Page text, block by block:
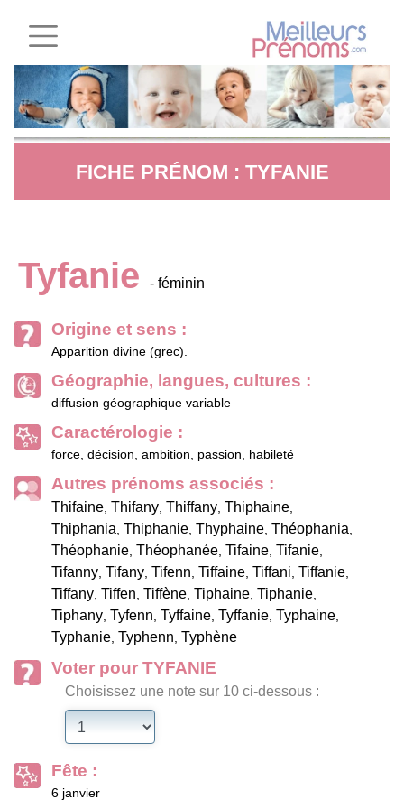
FICHE PRÉNOM : TYFANIE
Tyfanie - féminin
Origine et sens :
Apparition divine (grec).
Géographie, langues, cultures :
diffusion géographique variable
Caractérologie :
force, décision, ambition, passion, habileté
Autres prénoms associés :
Thifaine, Thifany, Thiffany, Thiphaine,
Thiphania, Thiphanie, Thyphaine, Théophania,
Théophanie, Théophanée, Tifaine, Tifanie,
Tifanny, Tifany, Tifenn, Tiffaine, Tiffani, Tiffanie,
Tiffany, Tiffen, Tiffène, Tiphaine, Tiphanie,
Tiphany, Tyfenn, Tyffaine, Tyffanie, Typhaine,
Typhanie, Typhenn, Typhène
Voter pour TYFANIE
Choisissez une note sur 10 ci-dessous :
Fête :
6 janvier